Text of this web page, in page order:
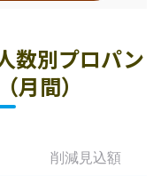
数別プロパン
月間）
削減見込額